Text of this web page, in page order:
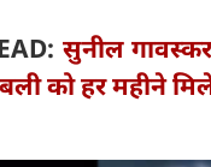
सुनील
को हर महीने